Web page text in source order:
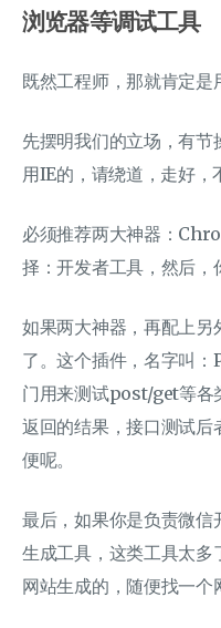
浏览器等调试工具
既然工程师，那就肯定是
先摆明我们的立场，有节
用IE的，请绕道，走好，
必须推荐两大神器：
择：开发者工具，然后，
如果两大神器，再配上另
了。这个插件，名字叫
门用来测试post/get等各
返回的结果，接口测试
便呢。
最后，如果你是负责微
生成工具，这类工具太
网站生成的，随便找一个